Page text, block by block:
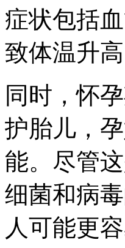
症状包括
致体温升
同时，怀
护胎儿，
能。尽管
细菌和病
人可能更